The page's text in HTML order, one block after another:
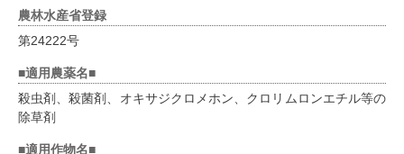
農林水産省登録
第24222号
■適用農薬名■
殺虫剤、殺菌剤、オキサジクロメホン、クロリムロンエチル等の
除草剤
■適用作物名■